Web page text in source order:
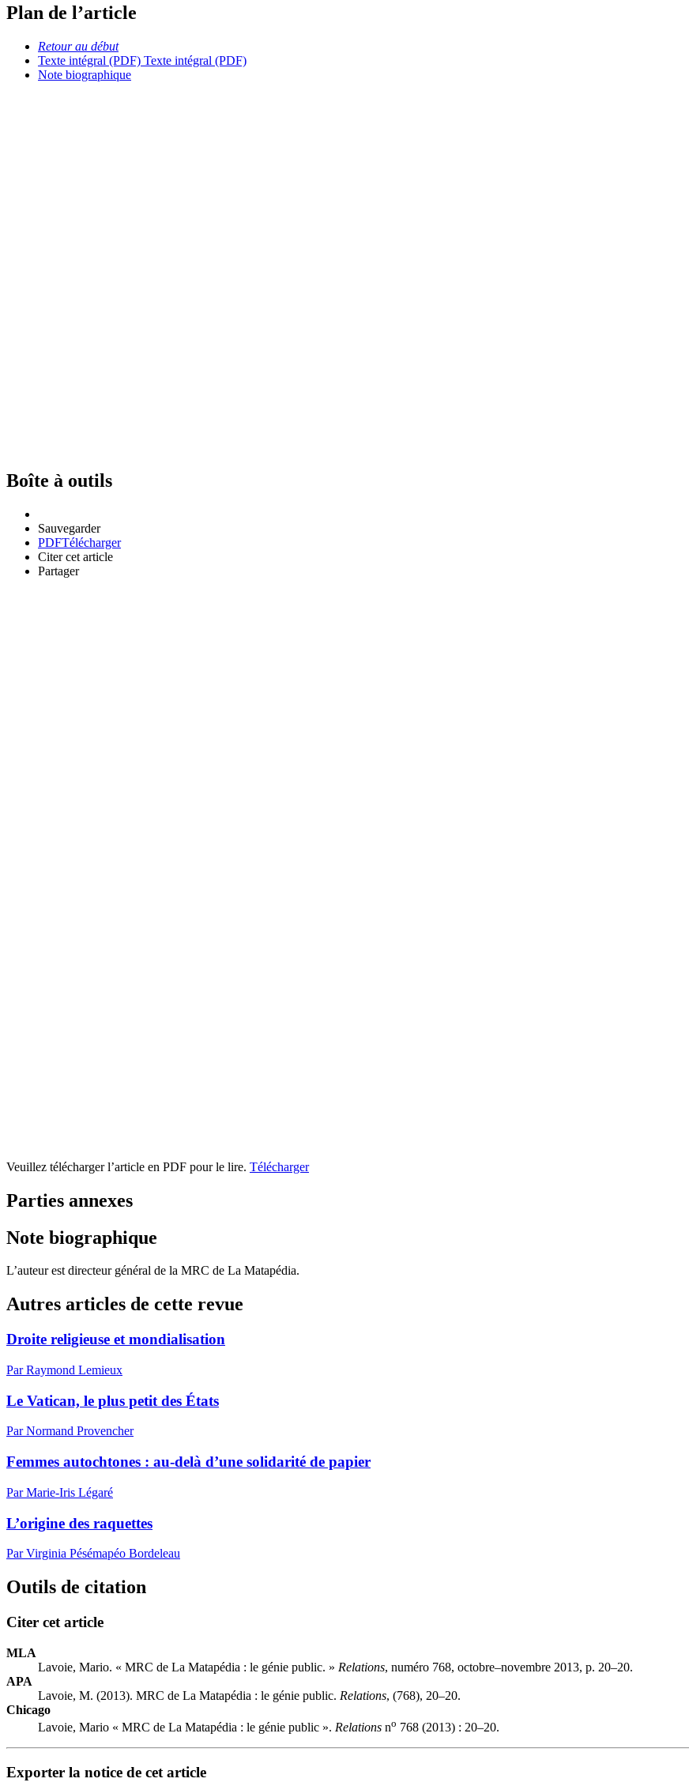
Plan de l’article
Retour au début
Texte intégral (PDF) Texte intégral (PDF)
Note biographique
Boîte à outils
Sauvegarder
PDFTélécharger
Citer cet article
Partager
Veuillez télécharger l’article en PDF pour le lire. Télécharger
Parties annexes
Note biographique
L’auteur est directeur général de la MRC de La Matapédia.
Autres articles de cette revue
Droite religieuse et mondialisation
Par Raymond Lemieux
Le Vatican, le plus petit des États
Par Normand Provencher
Femmes autochtones : au-delà d’une solidarité de papier
Par Marie-Iris Légaré
L’origine des raquettes
Par Virginia Pésémapéo Bordeleau
Outils de citation
Citer cet article
MLA
Lavoie, Mario. « MRC de La Matapédia : le génie public. » Relations, numéro 768, octobre–novembre 2013, p. 20–20.
APA
Lavoie, M. (2013). MRC de La Matapédia : le génie public. Relations, (768), 20–20.
Chicago
Lavoie, Mario « MRC de La Matapédia : le génie public ». Relations no 768 (2013) : 20–20.
Exporter la notice de cet article